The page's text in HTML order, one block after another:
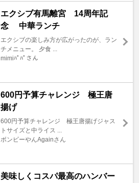
エクシブ有馬離宮 14周年記
念 中華ランチ
エクシブの楽しみ方が広がったのが、ラン
チメニュー。 夕食 ...
mimiﾊﾟﾊﾟさん
600円予算チャレンジ 極王唐
揚げ
600円予算チャレンジ 極王唐揚げジャス
トサイズと中ライス ...
ボンビーやんAgainさん
美味しくコスパ最高のハンバー